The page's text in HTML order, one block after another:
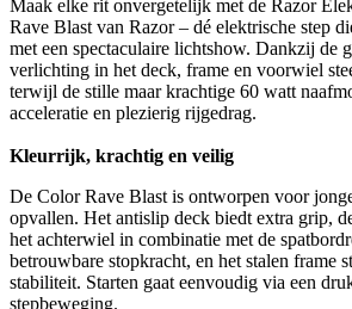
Maak elke rit onvergetelijk met de Razor
Rave Blast van Razor – dé elektrische step
met een spectaculaire lichtshow. Dankzij de
verlichting in het deck, frame en voorwiel
terwijl de stille maar krachtige 60 watt
acceleratie en plezierig rijgedrag.
Kleurrijk, krachtig en veilig
De Color Rave Blast is ontworpen voor
opvallen. Het antislip deck biedt extra grip,
het achterwiel in combinatie met de
betrouwbare stopkracht, en het stalen frame
stabiliteit. Starten gaat eenvoudig via een
stepbeweging.